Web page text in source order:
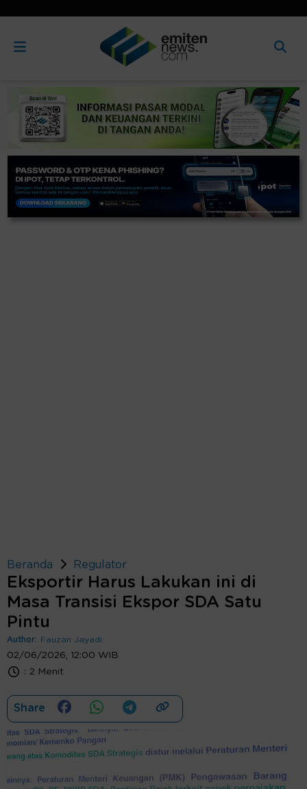
Beranda Regulator
Eksportir Harus Lakukan ini di
Masa Transisi Ekspor SDA Satu
Pintu
Author: Fauzan Jayadi
02/06/2026, 12:00 WIB
: 2 Menit
Share